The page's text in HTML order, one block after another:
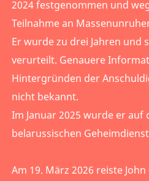
2024 festgenommen und
Teilnahme an
Er wurde zu drei Jahren und
verurteilt. Genauere
Hintergründen der
nicht bekannt.
Im Januar 2025 wurde er
belarussischen
Am 19. März 2026 reiste John